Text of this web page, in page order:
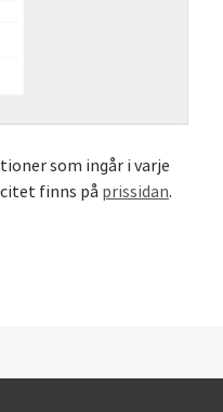
som ingår i varje
finns på prissidan.